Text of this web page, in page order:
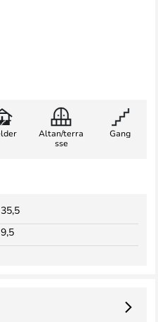
Altan/terra
sse
Gang
35,5
9,5